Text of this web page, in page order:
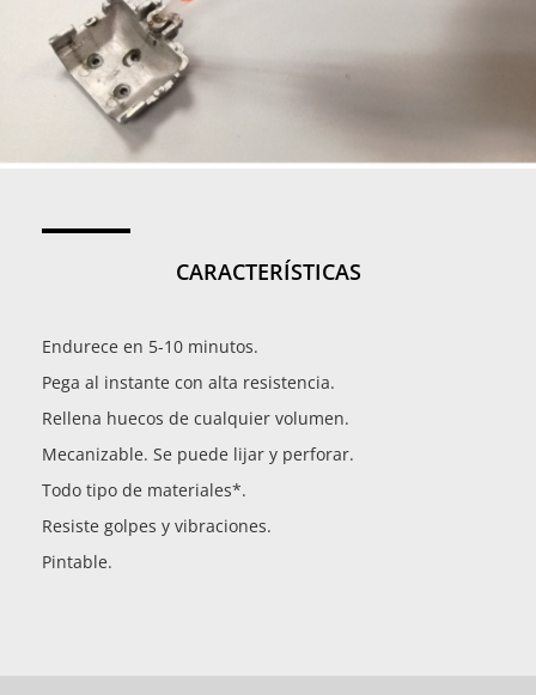
CARACTERÍSTICAS
Endurece en 5-10 minutos.
Pega al instante con alta resistencia.
Rellena huecos de cualquier volumen.
Mecanizable. Se puede lijar y perforar.
Todo tipo de materiales*.
Resiste golpes y vibraciones.
Pintable.